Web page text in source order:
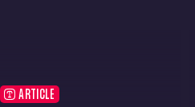
ARTICLE